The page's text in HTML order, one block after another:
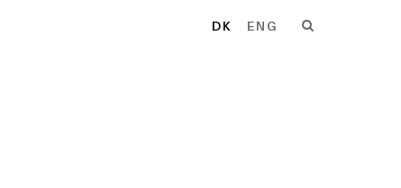
DK ENG